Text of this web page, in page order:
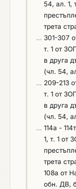
позволяват
достатъчно
подкрепени
материали,
проверка на
и да
за
попълване
раздел Г
качеството
него
информация
орган и
служба, издаващи
доказване:
основание
за
заверено
система за
54, ал. 1,
трета
… 301-307
т. 1 от
в друга
(чл. 54,
… 209-213
т. 1 от
в друга
(чл. 54,
… 114а -
1, т. 1 от
трета
108а от
обн. ДВ,